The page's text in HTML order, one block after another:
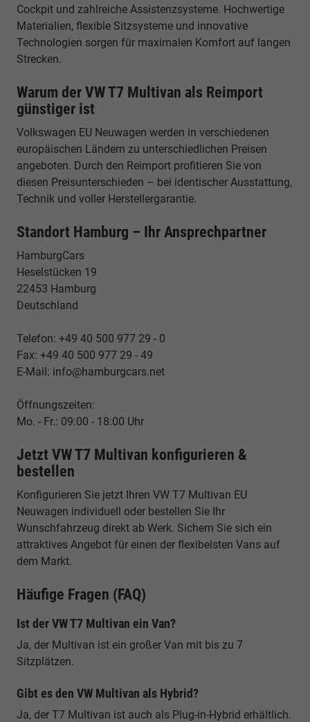
Cockpit und zahlreiche Assistenzsysteme. Hochwertige
Materialien, flexible Sitzsysteme und innovative
Technologien sorgen für maximalen Komfort auf langen
Strecken.
Warum der VW T7 Multivan als Reimport
günstiger ist
Volkswagen EU Neuwagen werden in verschiedenen
europäischen Ländern zu unterschiedlichen Preisen
angeboten. Durch den Reimport profitieren Sie von
diesen Preisunterschieden – bei identischer Ausstattung,
Technik und voller Herstellergarantie.
Standort Hamburg – Ihr Ansprechpartner
HamburgCars
Heselstücken 19
22453 Hamburg
Deutschland
Telefon: +49 40 500 977 29 - 0
Fax: +49 40 500 977 29 - 49
E-Mail: info@hamburgcars.net
Öffnungszeiten:
Mo. - Fr.: 09:00 - 18:00 Uhr
Jetzt VW T7 Multivan konfigurieren &
bestellen
Konfigurieren Sie jetzt Ihren VW T7 Multivan EU
Neuwagen individuell oder bestellen Sie Ihr
Wunschfahrzeug direkt ab Werk. Sichern Sie sich ein
attraktives Angebot für einen der flexibelsten Vans auf
dem Markt.
Häufige Fragen (FAQ)
Ist der VW T7 Multivan ein Van?
Ja, der Multivan ist ein großer Van mit bis zu 7
Sitzplätzen.
Gibt es den VW Multivan als Hybrid?
Ja, der T7 Multivan ist auch als Plug-in-Hybrid erhältlich.